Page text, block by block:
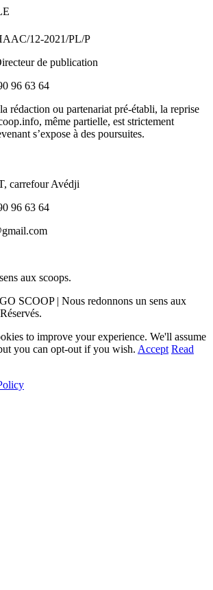
12-2021/PL/P
de publication
96 63 64
rédaction ou partenariat pré-établi, la reprise
même partielle, est strictement
s’expose à des poursuites.
carrefour Avédji
96 63 64
aux scoops.
SCOOP | Nous redonnons un sens aux
to improve your experience. We'll assume
you can opt-out if you wish. Accept Read